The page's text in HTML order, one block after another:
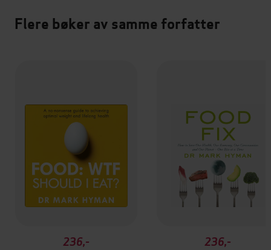
Flere bøker av samme forfatter
236,-
236,-